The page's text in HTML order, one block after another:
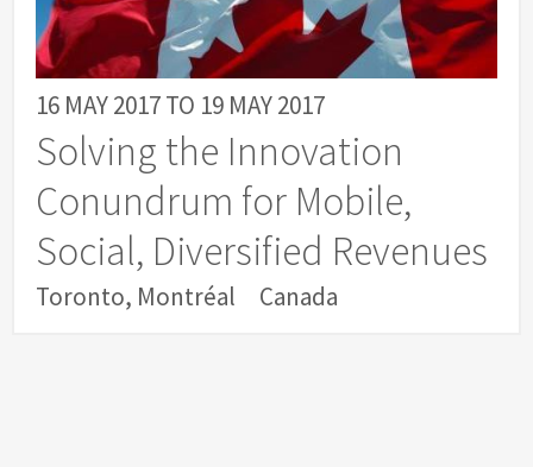
16 MAY 2017TO 19 MAY 2017
Solving the Innovation
Conundrum for Mobile,
Social, Diversified Revenues
Toronto, Montréal Canada